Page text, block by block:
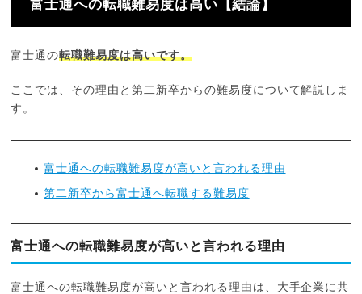
富士通への転職難易度は高い【結論】
富士通の転職難易度は高いです。
ここでは、その理由と第二新卒からの難易度について解説しま
す。
富士通への転職難易度が高いと言われる理由
第二新卒から富士通へ転職する難易度
富士通への転職難易度が高いと言われる理由
富士通への転職難易度が高いと言われる理由は、大手企業に共